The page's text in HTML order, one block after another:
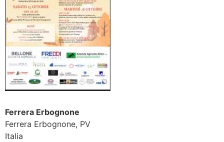
Ferrera Erbognone
Ferrera Erbognone, PV
Italia